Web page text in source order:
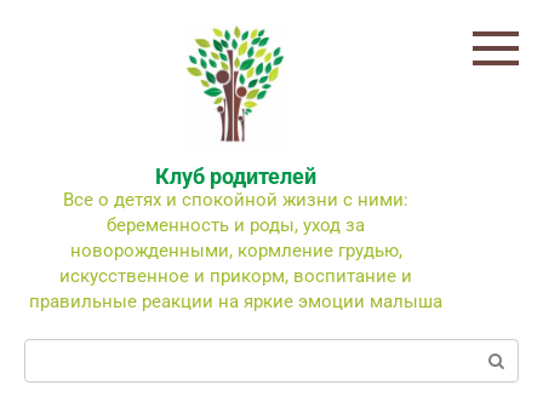
Клуб родителей
Все о детях и спокойной жизни с ними:
беременность и роды, уход за
новорожденными, кормление грудью,
искусственное и прикорм, воспитание и
правильные реакции на яркие эмоции малыша
Поиск: